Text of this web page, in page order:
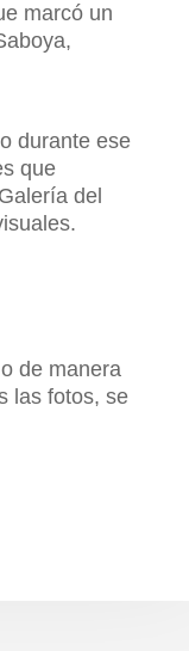
marcó un
durante ese
que
del
de manera
las fotos, se